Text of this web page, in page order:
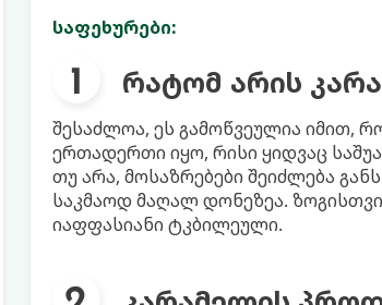
საფეხურები:
რატომ არის
შესაძლოა, ეს გამოწვეულია იმით,
ერთადერთი იყო, რისი ყიდვაც
თუ არა, მოსაზრებები შეიძლება
საკმაოდ მაღალ დონეზეა.
იაფფასიანი ტკბილეული.